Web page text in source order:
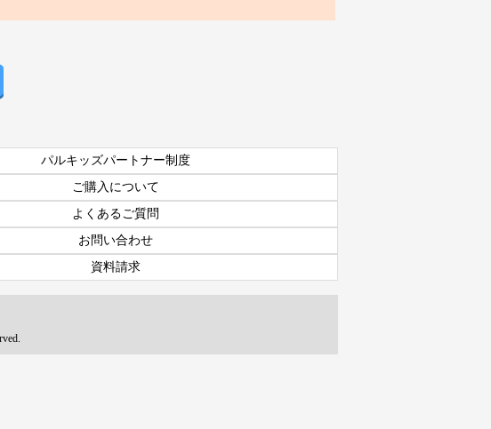
パルキッズパートナー制度
ご購入について
よくあるご質問
お問い合わせ
資料請求